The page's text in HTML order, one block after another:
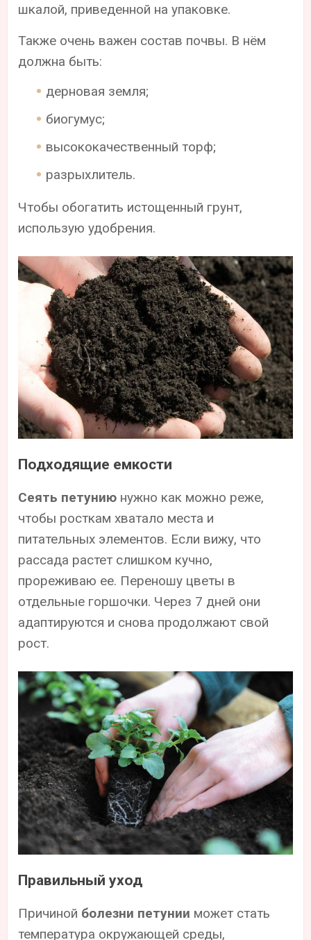
шкалой, приведенной на упаковке.
Также очень важен состав почвы. В нём
должна быть:
дерновая земля;
биогумус;
высококачественный торф;
разрыхлитель.
Чтобы обогатить истощенный грунт,
использую удобрения.
Подходящие емкости
Сеять петунию нужно как можно реже,
чтобы росткам хватало места и
питательных элементов. Если вижу, что
рассада растет слишком кучно,
прореживаю ее. Переношу цветы в
отдельные горшочки. Через 7 дней они
адаптируются и снова продолжают свой
рост.
Правильный уход
Причиной болезни петунии может стать
температура окружающей среды,